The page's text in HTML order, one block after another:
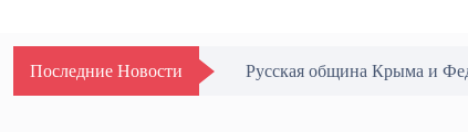
Последние Новости Одиссей Пипия удостоен